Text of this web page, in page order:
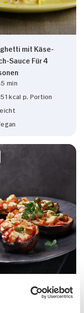
mit Käse-
Sauce Für 4
min
kcal p. Portion